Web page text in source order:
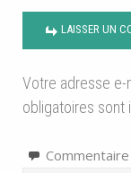
LAISSER UN
Votre adresse e-
obligatoires sont
Commentaire